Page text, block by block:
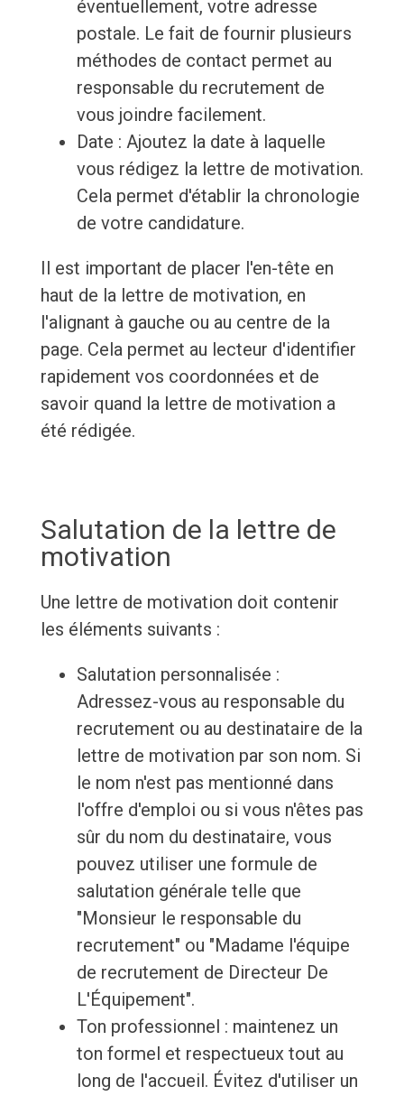
éventuellement, votre adresse
postale. Le fait de fournir plusieurs
méthodes de contact permet au
responsable du recrutement de
vous joindre facilement.
Date : Ajoutez la date à laquelle
vous rédigez la lettre de motivation.
Cela permet d'établir la chronologie
de votre candidature.
Il est important de placer l'en-tête en
haut de la lettre de motivation, en
l'alignant à gauche ou au centre de la
page. Cela permet au lecteur d'identifier
rapidement vos coordonnées et de
savoir quand la lettre de motivation a
été rédigée.
Salutation de la lettre de
motivation
Une lettre de motivation doit contenir
les éléments suivants :
Salutation personnalisée :
Adressez-vous au responsable du
recrutement ou au destinataire de la
lettre de motivation par son nom. Si
le nom n'est pas mentionné dans
l'offre d'emploi ou si vous n'êtes pas
sûr du nom du destinataire, vous
pouvez utiliser une formule de
salutation générale telle que
"Monsieur le responsable du
recrutement" ou "Madame l'équipe
de recrutement de Directeur De
L'Équipement".
Ton professionnel : maintenez un
ton formel et respectueux tout au
long de l'accueil. Évitez d'utiliser un